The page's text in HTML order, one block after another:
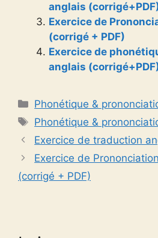
anglais
Exercice de
(corrigé + PDF)
Exercice de
anglais
Catégories
Phonétique &
Étiquettes
Phonétique &
Exercice de traduction
Exercice de
(corrigé + PDF)